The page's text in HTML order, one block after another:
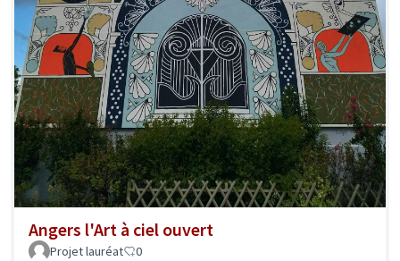
Angers l'Art à ciel ouvert
Projet lauréat 0